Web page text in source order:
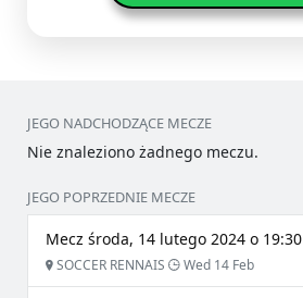
JEGO NADCHODZĄCE MECZE
Nie znaleziono żadnego meczu.
JEGO POPRZEDNIE MECZE
Mecz środa, 14 lutego 2024 o 19:30
SOCCER RENNAIS Wed 14 Feb